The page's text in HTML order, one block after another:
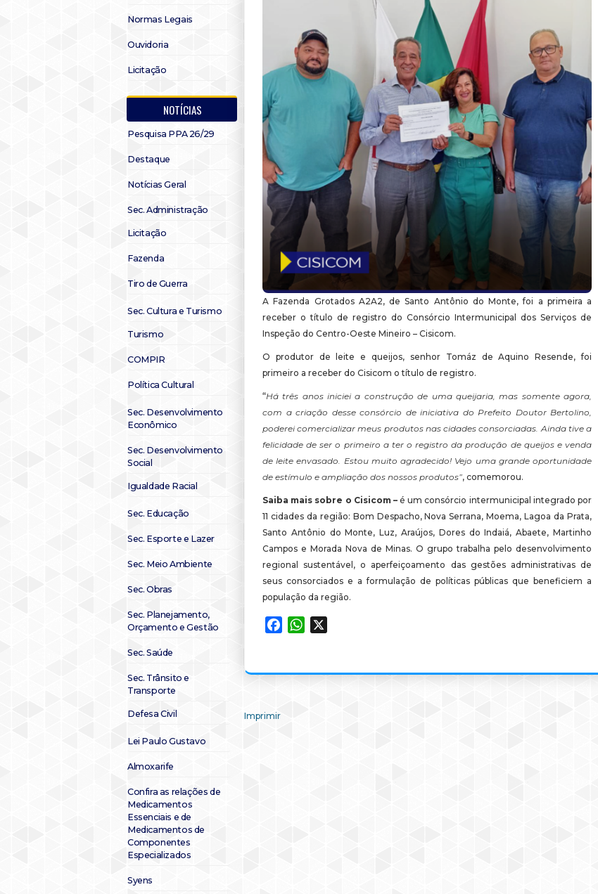
Normas Legais
Ouvidoria
Licitação
NOTÍCIAS
Pesquisa PPA 26/29
Destaque
Notícias Geral
Sec. Administração
Licitação
Fazenda
Tiro de Guerra
Sec. Cultura e Turismo
Turismo
COMPIR
Política Cultural
Sec. Desenvolvimento
Econômico
Sec. Desenvolvimento
Social
Igualdade Racial
Sec. Educação
Sec. Esporte e Lazer
Sec. Meio Ambiente
Sec. Obras
Sec. Planejamento,
Orçamento e Gestão
Sec. Saúde
Sec. Trânsito e
Transporte
Defesa Civil
Lei Paulo Gustavo
Almoxarife
Confira as relações de
Medicamentos
Essenciais e de
Medicamentos de
Componentes
Especializados
Syens
A Fazenda Grotados A2A2, de Santo Antônio do Monte, foi a primeira a
receber o título de registro do Consórcio Intermunicipal dos Serviços de
Inspeção do Centro-Oeste Mineiro – Cisicom.
O produtor de leite e queijos, senhor Tomáz de Aquino Resende, foi
primeiro a receber do Cisicom o título de registro.
“Há três anos iniciei a construção de uma queijaria, mas somente agora,
com a criação desse consórcio de iniciativa do Prefeito Doutor Bertolino,
poderei comercializar meus produtos nas cidades consorciadas. Ainda tive a
felicidade de ser o primeiro a ter o registro da produção de queijos e venda
de leite envasado. Estou muito agradecido! Vejo uma grande oportunidade
de estímulo e ampliação dos nossos produtos”, comemorou.
Saiba mais sobre o Cisicom –é um consórcio intermunicipal integrado por
11 cidades da região: Bom Despacho, Nova Serrana, Moema, Lagoa da Prata,
Santo Antônio do Monte, Luz, Araújos, Dores do Indaiá, Abaete, Martinho
Campos e Morada Nova de Minas. O grupo trabalha pelo desenvolvimento
regional sustentável, o aperfeiçoamento das gestões administrativas de
seus consorciados e a formulação de políticas públicas que beneficiem a
população da região.
FacebookWhatsApp
Imprimir